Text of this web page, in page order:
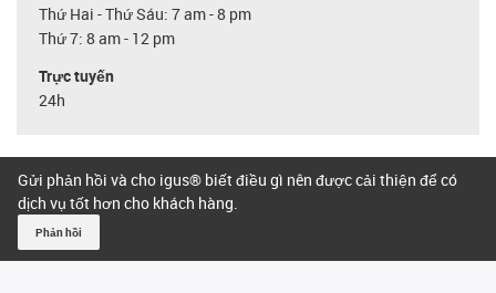
Thứ Hai - Thứ Sáu: 7 am - 8 pm
Thứ 7: 8 am - 12 pm
Trực tuyến
24h
Gửi phản hồi và cho igus® biết điều gì nên được cải thiện để có
dịch vụ tốt hơn cho khách hàng.
Phản hồi